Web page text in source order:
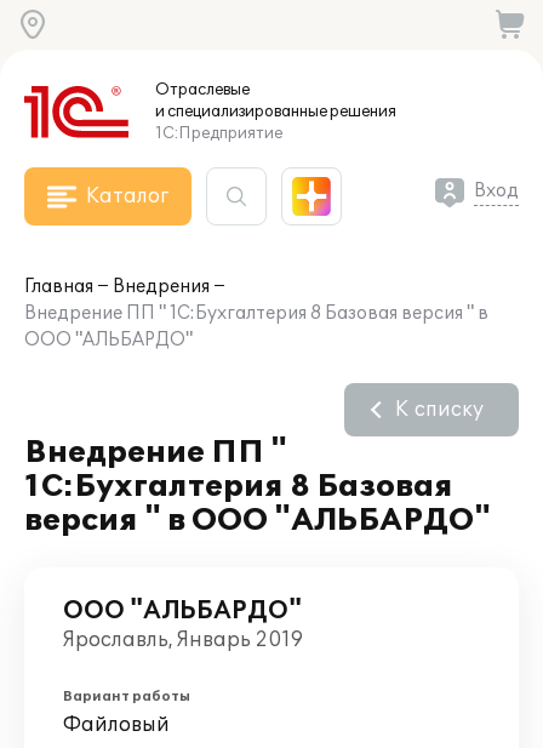
Отраслевые
и специализированныерешения
1С:Предприятие
Каталог Вход
Главная
Внедрения
Внедрение ПП " 1С:Бухгалтерия 8 Базовая версия " в
ООО "АЛЬБАРДО"
Внедрение ПП "
1С:Бухгалтерия 8 Базовая
версия " в ООО "АЛЬБАРДО"
К списку
ООО "АЛЬБАРДО"
Ярославль, Январь 2019
Вариант работы
Файловый